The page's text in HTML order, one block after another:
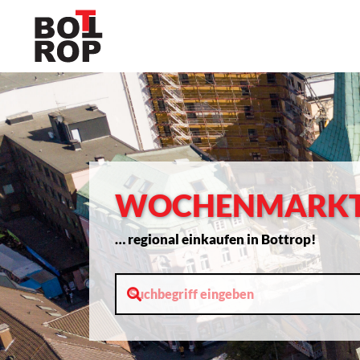
… regional einkaufen in Bottrop!